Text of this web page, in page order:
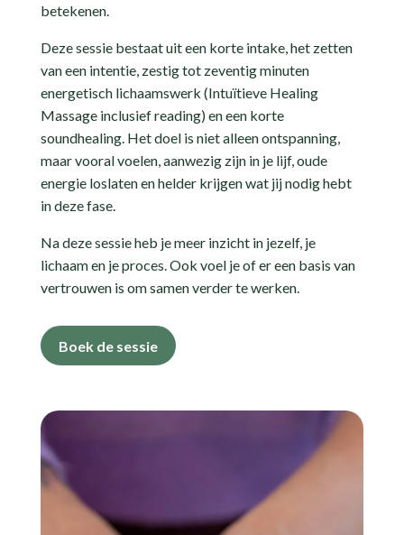
betekenen.
Deze sessie bestaat uit een korte intake, het zetten
van een intentie, zestig tot zeventig minuten
energetisch lichaamswerk (Intuïtieve Healing
Massage inclusief reading) en een korte
soundhealing. Het doel is niet alleen ontspanning,
maar vooral voelen, aanwezig zijn in je lijf, oude
energie loslaten en helder krijgen wat jij nodig hebt
in deze fase.
Na deze sessie heb je meer inzicht in jezelf, je
lichaam en je proces. Ook voel je of er een basis van
vertrouwen is om samen verder te werken.
Boek de sessie